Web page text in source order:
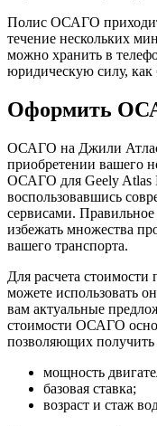
Полис ОСАГО
течение нескольких
можно хранить в
юридическую силу,
Оформить
ОСАГО на Джили
приобретении вашего
ОСАГО для Geely Atlas
воспользовавшись
сервисами. Правильное
избежать множества
вашего транспорта.
Для расчета
можете использовать
вам актуальные
стоимости ОСАГО
позволяющих
мощность
базовая ставка;
возраст и стаж